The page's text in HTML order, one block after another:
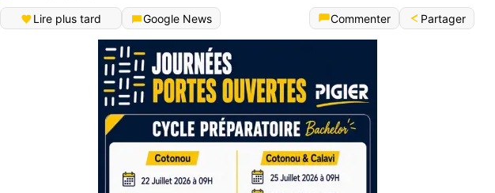
Lire plus tard
Google News Commenter Partager